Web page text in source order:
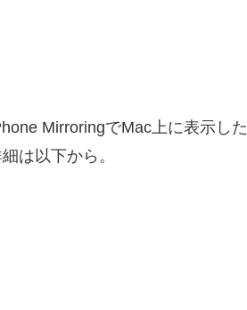
MirroringでMac上に表示した
は以下から。